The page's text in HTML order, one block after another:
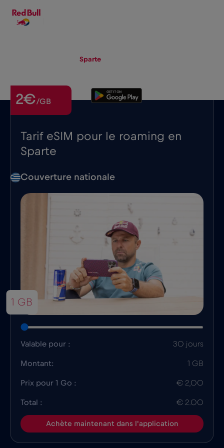
Sparte
Tarif eSIM pour le roaming en
Sparte
2€/GB
Couverture nationale
1 GB
Valable pour : 30 jours
Montant: 1 GB
Prix pour 1 Go : € 2,00
Total : € 2.00
Achète maintenant dans l'application